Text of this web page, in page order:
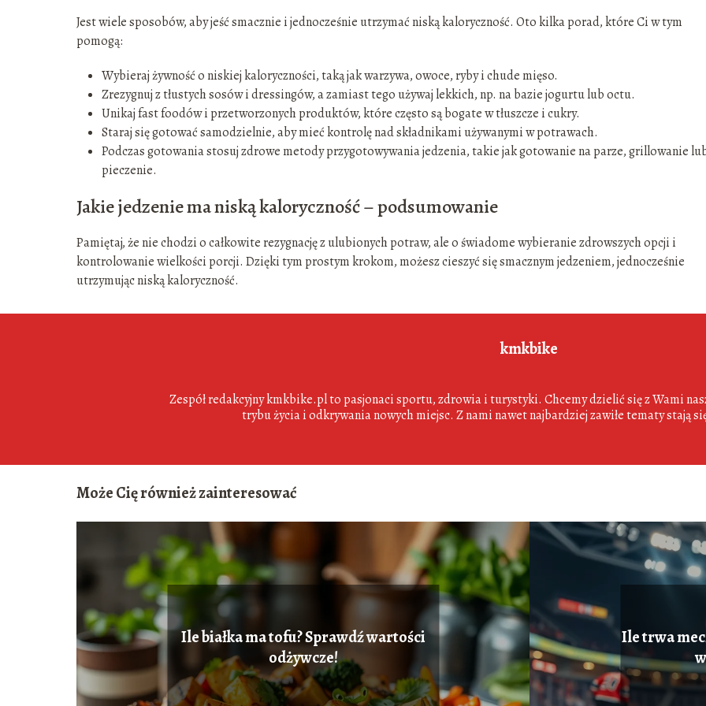
Jest wiele sposobów, aby jeść smacznie i jednocześnie utrzymać niską kaloryczność. Oto kilka porad, które Ci w tym
pomogą:
Wybieraj żywność o niskiej kaloryczności, taką jak warzywa, owoce, ryby i chude mięso.
Zrezygnuj z tłustych sosów i dressingów, a zamiast tego używaj lekkich, np. na bazie jogurtu lub octu.
Unikaj fast foodów i przetworzonych produktów, które często są bogate w tłuszcze i cukry.
Staraj się gotować samodzielnie, aby mieć kontrolę nad składnikami używanymi w potrawach.
Podczas gotowania stosuj zdrowe metody przygotowywania jedzenia, takie jak gotowanie na parze, grillowanie
pieczenie.
Jakie jedzenie ma niską kaloryczność – podsumowanie
Pamiętaj, że nie chodzi o całkowite rezygnację z ulubionych potraw, ale o świadome wybieranie zdrowszych opcji i
kontrolowanie wielkości porcji. Dzięki tym prostym krokom, możesz cieszyć się smacznym jedzeniem, jednocześnie
utrzymując niską kaloryczność.
kmkbike
Zespół redakcyjny kmkbike.pl to pasjonaci sportu, zdrowia i turystyki. Chcemy dzielić się z Wami
trybu życia i odkrywania nowych miejsc. Z nami nawet najbardziej zawiłe tematy stają
Może Cię również zainteresować
Ile białka ma tofu? Sprawdź wartości
odżywcze!
Ile trwa